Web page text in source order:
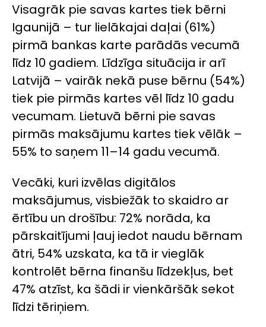
Visagrāk pie savas kartes tiek bērni
Igaunijā – tur lielākajai daļai (61%)
pirmā bankas karte parādās vecumā
līdz 10 gadiem. Līdzīga situācija ir arī
Latvijā – vairāk nekā puse bērnu (54%)
tiek pie pirmās kartes vēl līdz 10 gadu
vecumam. Lietuvā bērni pie savas
pirmās maksājumu kartes tiek vēlāk –
55% to saņem 11–14 gadu vecumā.
Vecāki, kuri izvēlas digitālos
maksājumus, visbiežāk to skaidro ar
ērtību un drošību: 72% norāda, ka
pārskaitījumi ļauj iedot naudu bērnam
ātri, 54% uzskata, ka tā ir vieglāk
kontrolēt bērna finanšu līdzekļus, bet
47% atzīst, ka šādi ir vienkāršāk sekot
līdzi tēriņiem.